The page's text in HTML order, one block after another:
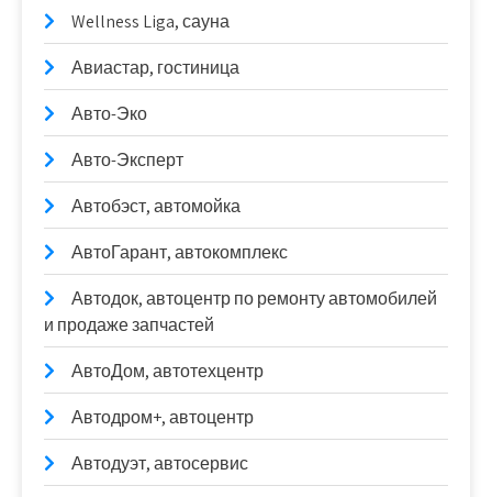
Wellness Liga, сауна
Авиастар, гостиница
Авто-Эко
Авто-Эксперт
Автобэст, автомойка
АвтоГарант, автокомплекс
Автодок, автоцентр по ремонту автомобилей
и продаже запчастей
АвтоДом, автотехцентр
Автодром+, автоцентр
Автодуэт, автосервис